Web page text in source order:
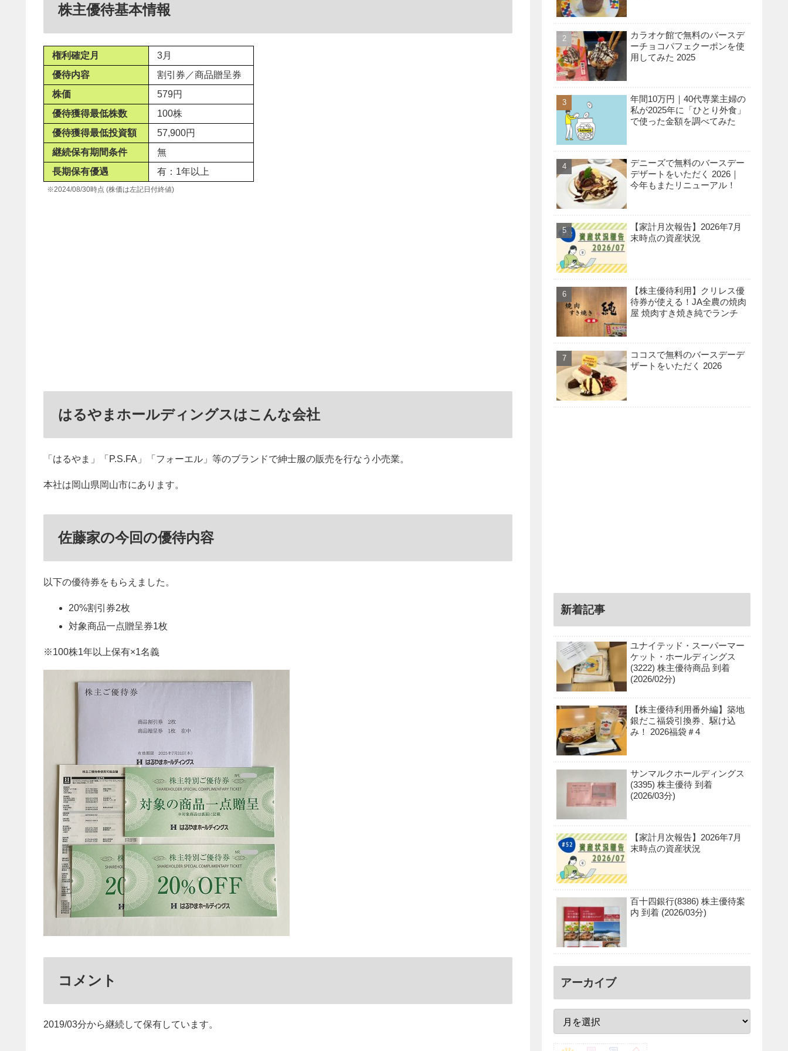
株主優待基本情報
権利確定月
3月
優待内容
割引券／商品贈呈券
株価
579円
優待獲得最低株数
100株
優待獲得最低投資額
57,900円
継続保有期間条件
無
長期保有優遇
有：1年以上
※2024/08/30時点 (株価は左記日付終値)
はるやまホールディングスはこんな会社
「はるやま」「P.S.FA」「フォーエル」等のブランドで紳士服の販売を行なう小売業。
本社は岡山県岡山市にあります。
佐藤家の今回の優待内容
以下の優待券をもらえました。
20%割引券2枚
対象商品一点贈呈券1枚
※100株1年以上保有×1名義
コメント
2019/03分から継続して保有しています。
カラオケ館で無料のバースデ
ーチョコパフェクーポンを使
用してみた 2025
年間10万円｜40代専業主婦の
私が2025年に「ひとり外食」
で使った金額を調べてみた
デニーズで無料のバースデー
デザートをいただく 2026｜
今年もまたリニューアル！
【家計月次報告】2026年7月
末時点の資産状況
【株主優待利用】クリレス優
待券が使える！JA全農の焼肉
屋 焼肉すき焼き純でランチ
ココスで無料のバースデーデ
ザートをいただく 2026
新着記事
ユナイテッド・スーパーマー
ケット・ホールディングス
(3222) 株主優待商品 到着
(2026/02分)
【株主優待利用番外編】築地
銀だこ福袋引換券、駆け込
み！ 2026福袋＃4
サンマルクホールディングス
(3395) 株主優待 到着
(2026/03分)
【家計月次報告】2026年7月
末時点の資産状況
百十四銀行(8386) 株主優待案
内 到着 (2026/03分)
アーカイブ